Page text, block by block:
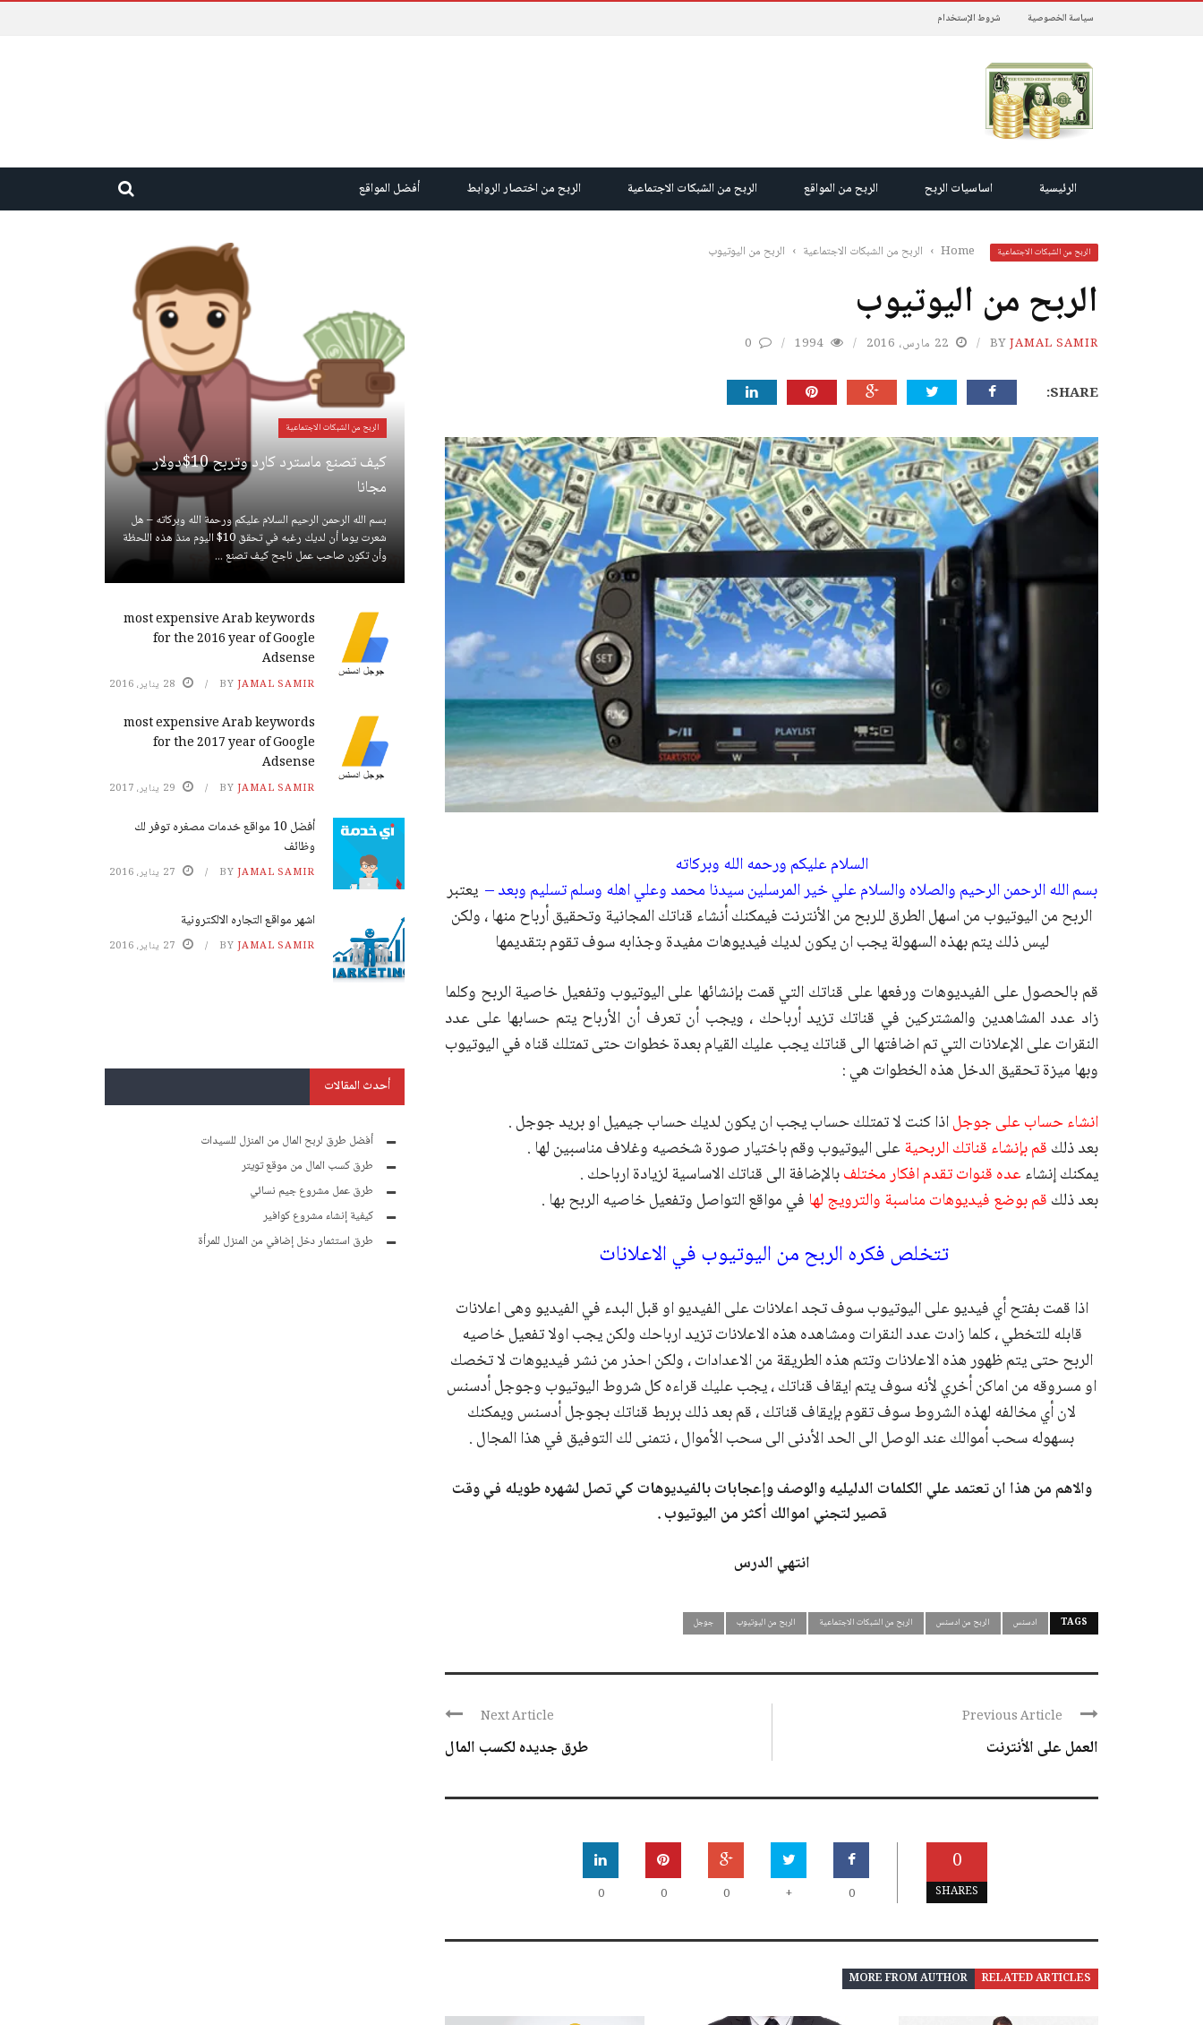
سياسة الخصوصية شروط الإستخدام
الرئيسية اساسيات الربح الربح من المواقع الربح من الشبكات الاجتماعية الربح من اختصار الروابط أفضل المواقع
الربح من الشبكات الاجتماعية Home
› الربح من الشبكات الاجتماعية › الربح من اليوتيوب
الربح من اليوتيوب
BYJAMAL SAMIR 22 مارس، 2016 1994
0
SHARE:
السلام عليكم ورحمه الله وبركاته
بسم الله الرحمن الرحيم والصلاه والسلام علي خير المرسلين سيدنا محمد وعلي اهله وسلم تسليم وبعد – يعتبر
الربح من اليوتيوب من اسهل الطرق للربح من الأنترنت فيمكنك أنشاء قناتك المجانية وتحقيق أرباح منها ، ولكن
ليس ذلك يتم بهذه السهولة يجب ان يكون لديك فيديوهات مفيدة وجذابه سوف تقوم بتقديمها
قم بالحصول على الفيديوهات ورفعها على قناتك التي قمت بإنشائها على اليوتيوب وتفعيل خاصية الربح وكلما
زاد عدد المشاهدين والمشتركين في قناتك تزيد أرباحك ، ويجب أن تعرف أن الأرباح يتم حسابها على عدد
النقرات على الإعلانات التي تم اضافتها الى قناتك يجب عليك القيام بعدة خطوات حتى تمتلك قناه في اليوتيوب
وبها ميزة تحقيق الدخل هذه الخطوات هي :
انشاء حساب على جوجلاذا كنت لا تمتلك حساب يجب ان يكون لديك حساب جيميل او بريد جوجل .
بعد ذلكقم بإنشاء قناتك الربحيةعلى اليوتيوب وقم باختيار صورة شخصيه وغلاف مناسبين لها .
يمكنك إنشاءعده قنوات تقدم افكار مختلفبالإضافة الى قناتك الاساسية لزيادة ارباحك .
بعد ذلكقم بوضع فيديوهات مناسبة والترويج لها في مواقع التواصل وتفعيل خاصيه الربح بها .
تتخلص فكره الربح من اليوتيوب في الاعلانات
اذا قمت بفتح أي فيديو على اليوتيوب سوف تجد اعلانات على الفيديو او قبل البدء في الفيديو وهى اعلانات
قابله للتخطي ، كلما زادت عدد النقرات ومشاهده هذه الاعلانات تزيد ارباحك ولكن يجب اولا تفعيل خاصيه
الربح حتى يتم ظهور هذه الاعلانات وتتم هذه الطريقة من الاعدادات ، ولكن احذر من نشر فيديوهات لا تخصك
او مسروقه من اماكن أخري لأنه سوف يتم ايقاف قناتك ، يجب عليك قراءه كل شروط اليوتيوب وجوجل أدسنس
لان أي مخالفه لهذه الشروط سوف تقوم بإيقاف قناتك ، قم بعد ذلك بربط قناتك بجوجل أدسنس ويمكنك
بسهوله سحب أموالك عند الوصل الى الحد الأدنى الى سحب الأموال ، نتمنى لك التوفيق في هذا المجال .
والاهم من هذا ان تعتمد علي الكلمات الدليليه والوصف وإعجابات بالفيديوهات كي تصل لشهره طويله في وقت
قصير لتجني اموالك أكثر من اليوتيوب .
انتهي الدرس
TAGS ادسنس الربح من ادسنس الربح من الشبكات الاجتماعية الربح من اليوتيوب جوجل
Previous Article
العمل على الأنترنت
Next Article
طرق جديده لكسب المال
0
SHARES
0
+
0
0
0
RELATED ARTICLES
MORE FROM AUTHOR
الربح من الشبكات الاجتماعية
كيف تصنع ماسترد كارد وتربح 10$دولار
مجانا
بسم الله الرحمن الرحيم السلام عليكم ورحمة الله وبركاته – هل
شعرت يوما أن لديك رغبه في تحقق 10$ اليوم منذ هذه اللحظة
وأن تكون صاحب عمل ناجح كيف تصنع ...
most expensive Arab keywords
for the 2016 year of Google
Adsense
BY JAMAL SAMIR 28 يناير، 2016
most expensive Arab keywords
for the 2017 year of Google
Adsense
BY JAMAL SAMIR 29 يناير، 2017
أفضل 10 مواقع خدمات مصغره توفر لك
وظائف
BY JAMAL SAMIR 27 يناير، 2016
اشهر مواقع التجاره الالكترونية
BY JAMAL SAMIR 27 يناير، 2016
أحدث المقالات
أفضل طرق لربح المال من المنزل للسيدات
طرق كسب المال من موقع تويتر
طرق عمل مشروع جيم نسائي
كيفية إنشاء مشروع كوافير
طرق استثمار دخل إضافي من المنزل للمرأة